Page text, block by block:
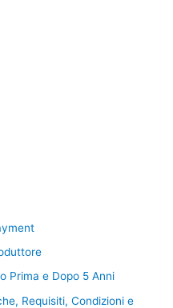
Prima e Dopo 5 Anni
Requisiti, Condizioni e